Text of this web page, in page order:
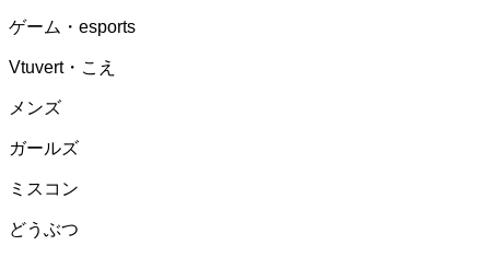
ゲーム・esports
Vtuvert・こえ
メンズ
ガールズ
ミスコン
どうぶつ